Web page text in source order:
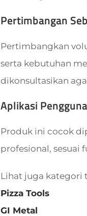
Pertimbangan
Pertimbangkan
serta kebutuhan
dikonsultasikan
Aplikasi
Produk ini cocok
profesional, sesuai
Lihat juga kategori
Pizza Tools
GI Metal